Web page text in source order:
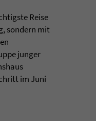
Reise
sondern mit
junger
im Juni